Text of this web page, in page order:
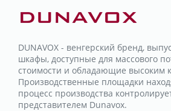
DUNAVOX - венгерский бренд,
шкафы, доступные для массового
стоимости и обладающие высоким
Производственные площадки
процесс производства
представителем Dunavox.